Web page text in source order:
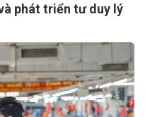
phát triển tư duy lý